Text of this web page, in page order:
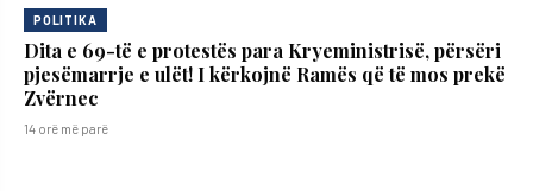
POLITIKA
Dita e 69-të e protestës para Kryeministrisë, përsëri
pjesëmarrje e ulët! I kërkojnë Ramës që të mos prekë
Zvërnec
14 orë më parë